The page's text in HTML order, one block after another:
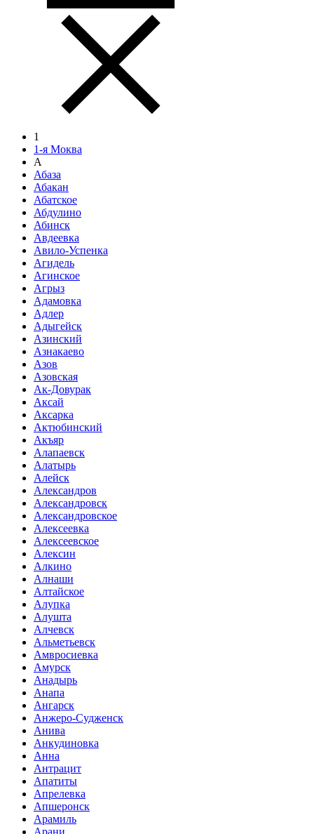
1
1-я Моква
А
Абаза
Абакан
Абатское
Абдулино
Абинск
Авдеевка
Авило-Успенка
Агидель
Агинское
Агрыз
Адамовка
Адлер
Адыгейск
Азинский
Азнакаево
Азов
Азовская
Ак-Довурак
Аксай
Аксарка
Актюбинский
Акъяр
Алапаевск
Алатырь
Алейск
Александров
Александровск
Александровское
Алексеевка
Алексеевское
Алексин
Алкино
Алнаши
Алтайское
Алупка
Алушта
Алчевск
Альметьевск
Амвросиевка
Амурск
Анадырь
Анапа
Ангарск
Анжеро-Судженск
Анива
Анкудиновка
Анна
Антрацит
Апатиты
Апрелевка
Апшеронск
Арамиль
Арани